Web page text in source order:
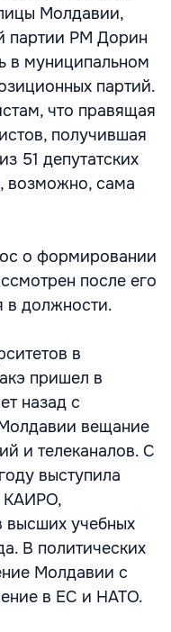
Молдавии,
партии РМ Дорин
в муниципальном
партий.
что правящая
получившая
51 депутатских
возможно, сама
о формировании
после его
в должности.
в
пришел в
назад с
вещание
и телеканалов. С
выступила
КАИРО,
высших учебных
В политических
Молдавии с
в ЕС и НАТО.